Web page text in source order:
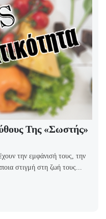
Της «σωστής»
την εμφάνισή τους, την
στιγμή στη ζωή τους...